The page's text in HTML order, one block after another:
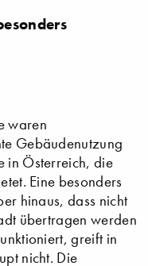
waren
Gebäudenutzung
in Österreich, die
Eine besonders
hinaus, dass nicht
übertragen werden
greift in
nicht. Die